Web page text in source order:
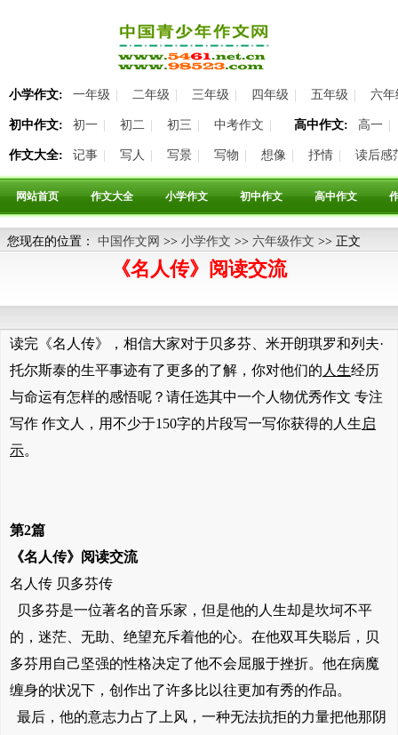
小学作文: 一年级 二年级 三年级 四年级 五年级 六年
初中作文: 初一 初二 初三 中考作文 高中作文: 高一
作文大全: 记事 写人 写景 写物 想像 抒情 读后感
网站首页 作文大全 小学作文 初中作文 高中作文
您现在的位置： 中国作文网 >> 小学作文 >> 六年级作文 >> 正文
《名人传》阅读交流
读完《名人传》，相信大家对于贝多芬、米开朗琪罗和列夫·
托尔斯泰的生平事迹有了更多的了解，你对他们的 人生经历
与命运有怎样的感悟呢？请任选其中一个人物优秀作文 专注
写作 作文人，用不少于150字的片段写一写你获得的人生 启
示。
第2篇
《名人传》阅读交流
名人传 贝多芬传
贝多芬是一位著名的音乐家，但是他的人生却是坎坷不平
的，迷茫、无助、绝望充斥着他的心。在他双耳失聪后，贝
多芬用自己坚强的性格决定了他不会屈服于挫折。他在病魔
缠身的状况下，创作出了许多比以往更加有秀的作品。
最后，他的意志力占了上风，一种无法抗拒的力量把他那阴